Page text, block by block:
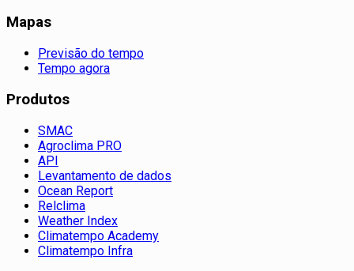
Mapas
Previsão do tempo
Tempo agora
Produtos
SMAC
Agroclima PRO
API
Levantamento de dados
Ocean Report
Relclima
Weather Index
Climatempo Academy
Climatempo Infra